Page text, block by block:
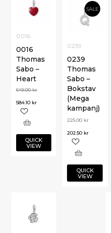
0016
0016
Thomas
Sabo –
Heart
649.00kr
584.10 kr
QUICK
VIEW
SALE
0239
0239
Thomas
Sabo –
Bokstav
(Mega
kampanj)
225.00 kr
202.50 kr
QUICK
VIEW